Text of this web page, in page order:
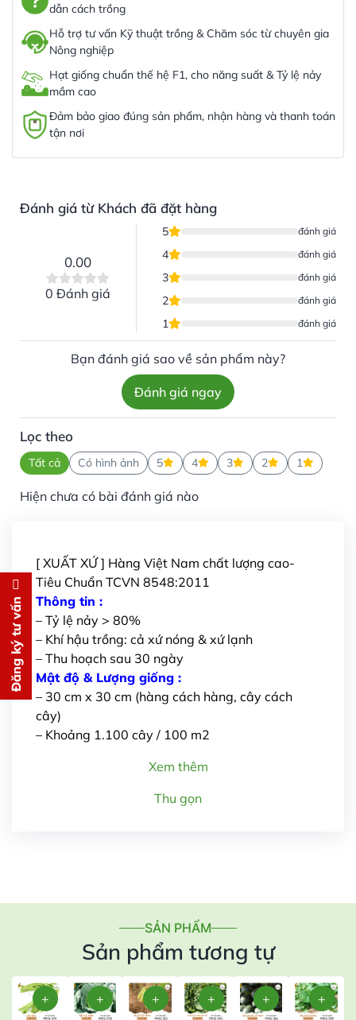
dẫn cách trồng
Hỗ trợ tư vấn Kỹ thuật trồng & Chăm sóc từ chuyên gia
Nông nghiệp
Hạt giống chuẩn thế hệ F1, cho năng suất & Tỷ lệ nảy
mầm cao
Đảm bảo giao đúng sản phẩm, nhận hàng và thanh toán
tận nơi
Đánh giá từ Khách đã đặt hàng
0.00
0 Đánh giá
5 đánh giá
4 đánh giá
3 đánh giá
2 đánh giá
1 đánh giá
Bạn đánh giá sao về sản phẩm này?
Đánh giá ngay
Lọc theo
Tất cả Có hình ảnh 5 4 3 2 1
Hiện chưa có bài đánh giá nào
[ XUẤT XỨ ] Hàng Việt Nam chất lượng cao-
Tiêu Chuẩn TCVN 8548:2011
Thông tin :
– Tỷ lệ nảy > 80%
– Khí hậu trồng: cả xứ nóng & xứ lạnh
– Thu hoạch sau 30 ngày
Mật độ & Lượng giống :
– 30 cm x 30 cm (hàng cách hàng, cây cách
cây)
– Khoảng 1.100 cây / 100 m2
Xem thêm
Thu gọn
SẢN PHẨM
Sản phẩm tương tự
Đăng ký tư vấn Đăng ký tư vấn
Chúng tôi sẽ gọi lại tư vấn MIỄN
PHÍ
cho bạn ngay lập tức
Gửi thông tin